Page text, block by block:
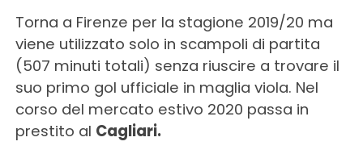
Torna a Firenze per la stagione 2019/20 ma
viene utilizzato solo in scampoli di partita
(507 minuti totali) senza riuscire a trovare il
suo primo gol ufficiale in maglia viola. Nel
corso del mercato estivo 2020 passa in
prestito al Cagliari.